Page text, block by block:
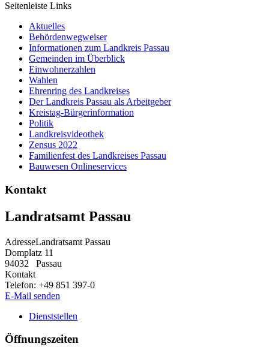
Seitenleiste Links
Aktuelles
Behördenwegweiser
Informationen zum Landkreis Passau
Gemeinden im Überblick
Einwohnerzahlen
Wahlen
Ehrenring des Landkreises
Der Landkreis Passau als Arbeitgeber
Kreistag-Bürgerinformation
Politik
Landkreisvideothek
Zensus 2022
Familienfest des Landkreises Passau
Bauwesen Onlineservices
Kontakt
Landratsamt Passau
AdresseLandratsamt Passau
Domplatz 11
94032
Passau
Kontakt
Telefon: +49 851 397-0
E-Mail senden
Dienststellen
Öffnungszeiten